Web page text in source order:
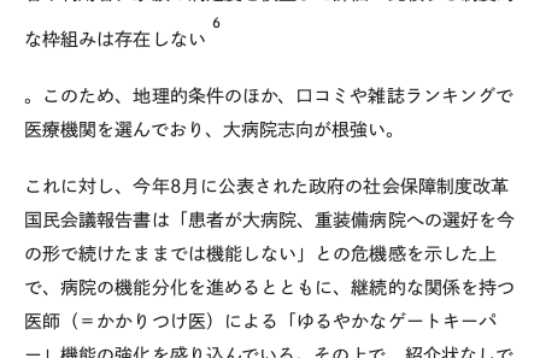
な枠組みは存在しない
6
。このため、地理的条件のほか、口コミや雑誌ランキングで
医療機関を選んでおり、大病院志向が根強い。
これに対し、今年8月に公表された政府の社会保障制度改革
国民会議報告書は「患者が大病院、重装備病院への選好を今
の形で続けたままでは機能しない」との危機感を示した上
で、病院の機能分化を進めるとともに、継続的な関係を持つ
医師（＝かかりつけ医）による「ゆるやかなゲートキーパ